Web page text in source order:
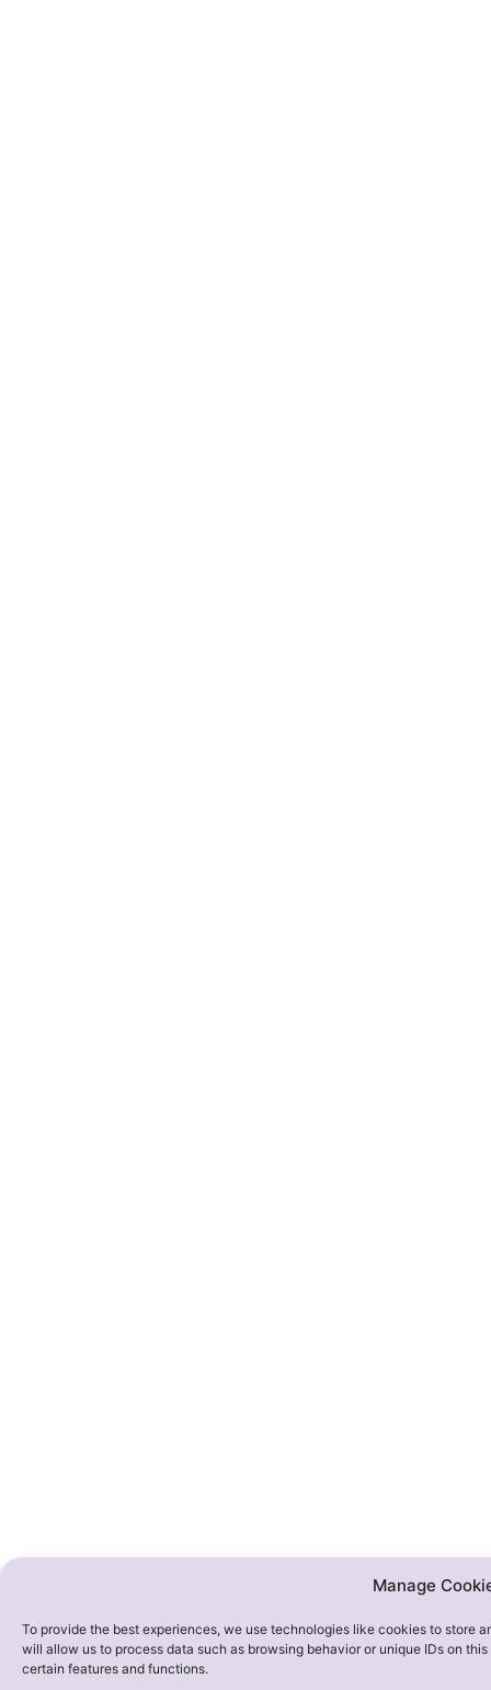
Manage
To provide the best experiences, we use technologies like cookies to store
will allow us to process data such as browsing behavior or unique IDs on
certain features and functions.